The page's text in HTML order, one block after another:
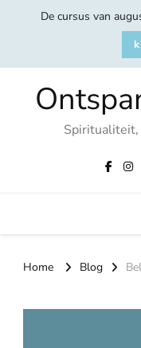
De cursus van
Home Blog